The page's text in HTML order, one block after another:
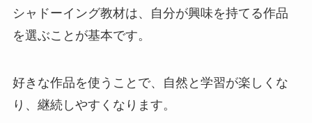
シャドーイング教材は、自分が興味を持てる作品
を選ぶことが基本です。
好きな作品を使うことで、自然と学習が楽しくな
り、継続しやすくなります。